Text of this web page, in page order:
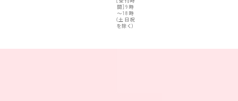
間］9時
～18時
（土日祝
を除く）